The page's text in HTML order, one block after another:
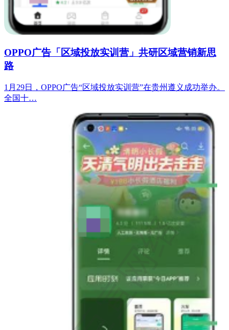
OPPO广告「区域投放实训营」共研区域营销新思
路
1月29日，OPPO广告“区域投放实训营”在贵州遵义成功举办。
全国十…